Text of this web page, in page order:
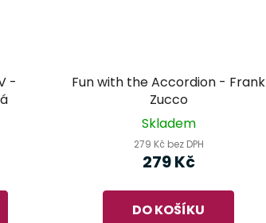
-
Fun with the Accordion - Frank
Zucco
Skladem
279 Kč bez DPH
279 Kč
DO KOŠÍKU